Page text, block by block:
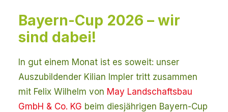
Bayern-Cup 2026 – wir
sind dabei!
In gut einem Monat ist es soweit: unser
Auszubildender Kilian Impler tritt zusammen
mit Felix Wilhelm von May Landschaftsbau
GmbH & Co. KG beim diesjährigen Bayern-Cup